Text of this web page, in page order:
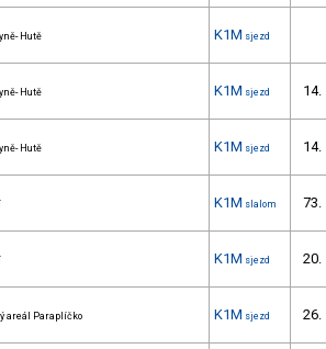
Hutě K1M sjezd
Hutě K1M sjezd 14.
Hutě K1M sjezd 14.
K1M slalom 73.
K1M sjezd 20.
areál Paraplíčko K1M sjezd 26.